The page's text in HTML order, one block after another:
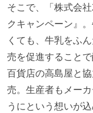
そこで、「株式会
クキャンペーン』
くても、牛乳をふ
売を促進すること
百貨店の高島屋と
売。生産者もメー
うにという想いが